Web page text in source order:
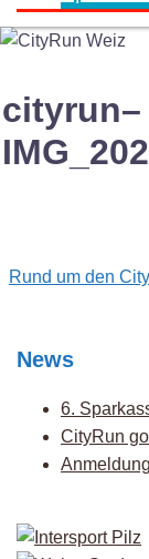
cityrun–
Post
Rund um den
News
6.
CityRun